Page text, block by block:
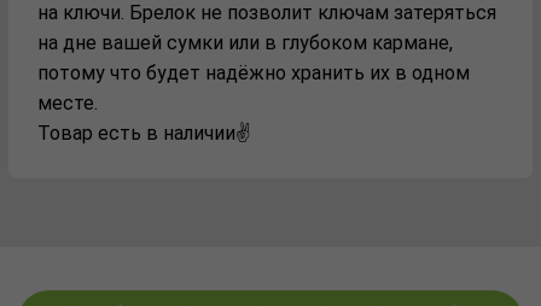
на ключи. Брелок не позволит ключам затеряться
на дне вашей сумки или в глубоком кармане,
потому что будет надёжно хранить их в одном
месте.
Товар есть в наличии✌️